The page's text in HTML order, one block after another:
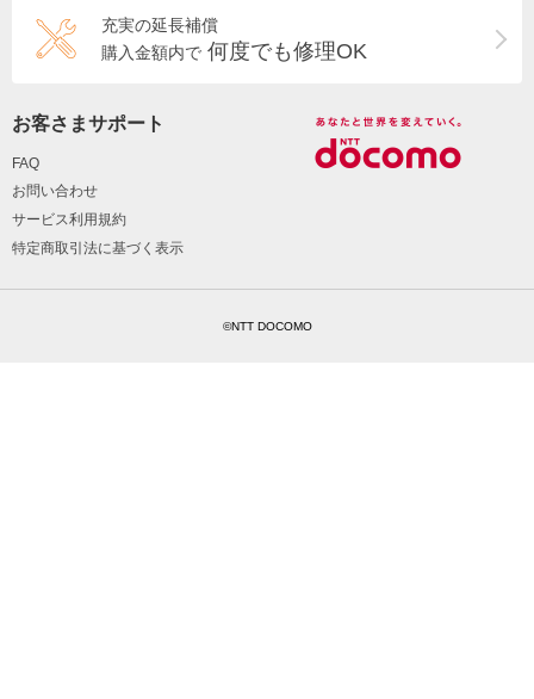
充実の延長補償
購入金額内で 何度でも修理OK
お客さまサポート
FAQ
お問い合わせ
サービス利用規約
特定商取引法に基づく表示
©NTT DOCOMO